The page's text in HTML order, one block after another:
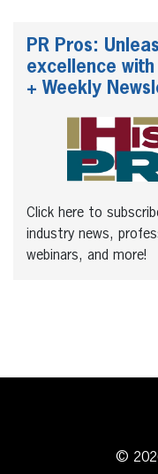
PR Pros:
excellence
+ Weekly
Click here to
industry news,
webinars, and more!
©